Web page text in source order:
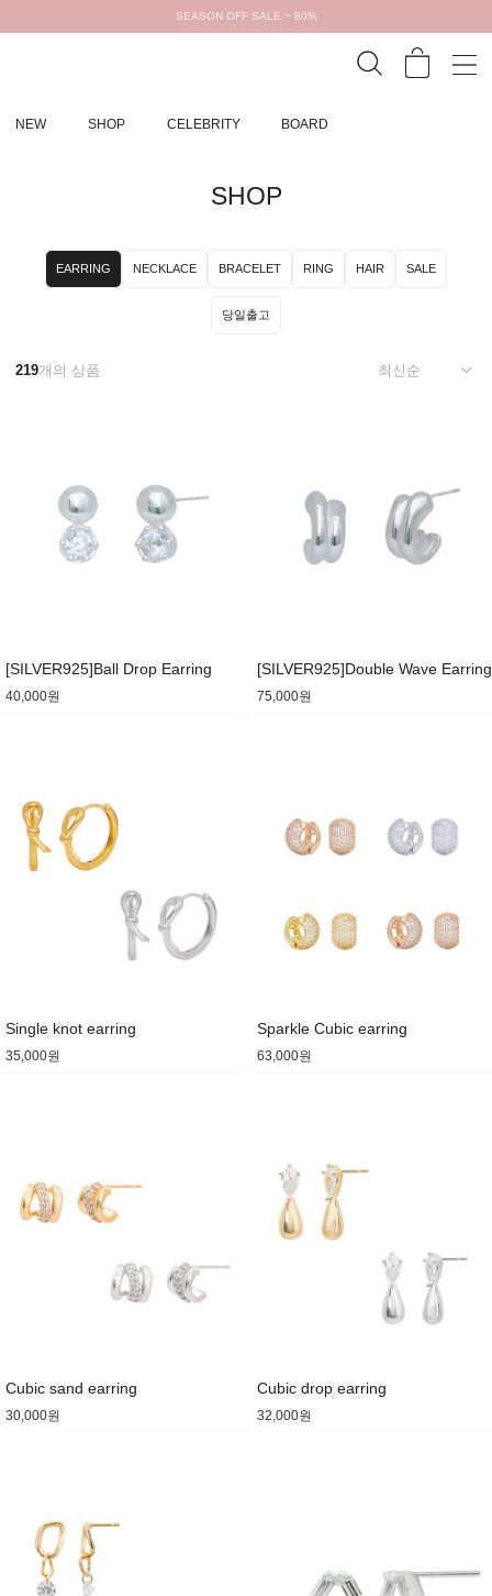
SEASON OFF SALE ~ 80%
NEW SHOP CELEBRITY BOARD
SHOP
EARRING NECKLACE BRACELET RING HAIR SALE
당일출고
219개의 상품
[SILVER925]Ball Drop Earring
40,000원
[SILVER925]Double Wave Earring
75,000원
Single knot earring
35,000원
Sparkle Cubic earring
63,000원
Cubic sand earring
30,000원
Cubic drop earring
32,000원